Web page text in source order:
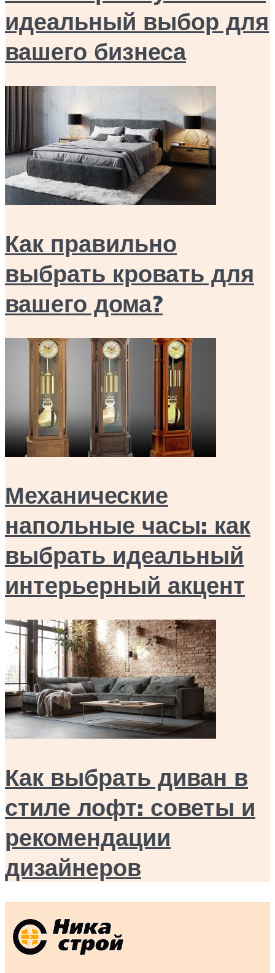
идеальный выбор для
вашего бизнеса
Как правильно
выбрать кровать для
вашего дома?
Механические
напольные часы: как
выбрать идеальный
интерьерный акцент
Как выбрать диван в
стиле лофт: советы и
рекомендации
дизайнеров